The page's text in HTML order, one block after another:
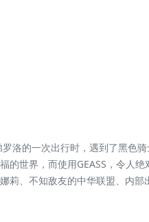
洛的一次出行时，遇到了黑色
世界，而使用GEASS，令人
、不知敌友的中华联盟、内部